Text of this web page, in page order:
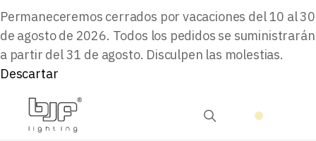
Permaneceremos cerrados por vacaciones del 10 al 30
de agosto de 2026. Todos los pedidos se suministrarán
a partir del 31 de agosto. Disculpen las molestias.
Descartar